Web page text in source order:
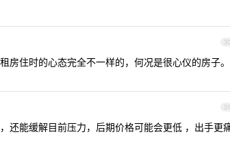
30
住时的心态完全不一样的，何况是很心仪的房子。
31
还能缓解目前压力，后期价格可能会更低 ，出手更